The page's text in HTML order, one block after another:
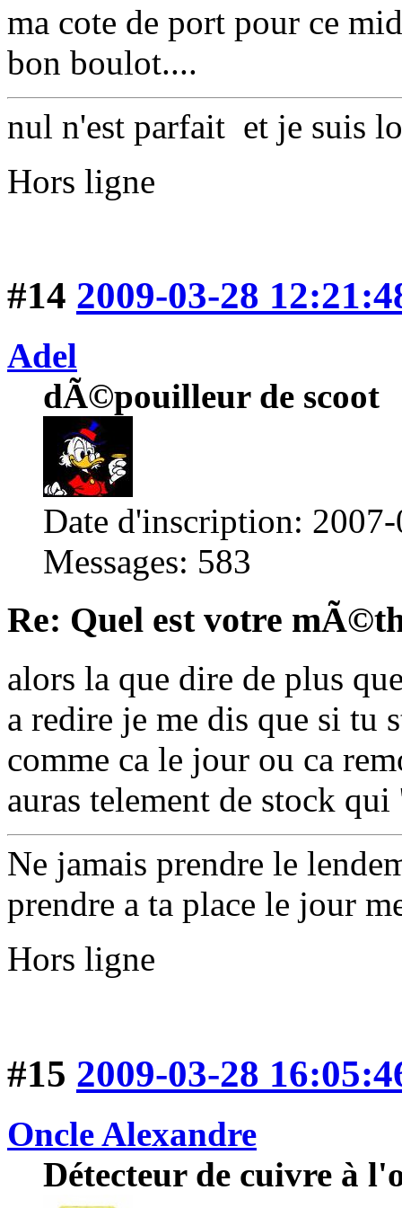
ma cote de port pour ce
bon boulot....
nul n'est parfait et je suis
Hors ligne
#14 2009-03-28
Adel
dÃ©pouilleur de scoot
Date d'inscription:
Messages: 583
Re: Quel est votre
alors la que dire de plus
a redire je me dis que si tu
comme ca le jour ou ca
auras telement de stock
Ne jamais prendre le
prendre a ta place le jour
Hors ligne
#15 2009-03-28
Oncle Alexandre
Détecteur de cuivre à